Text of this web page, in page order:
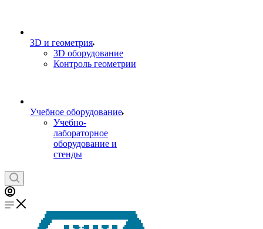
3D и геометрия
3D оборудование
Контроль геометрии
Учебное оборудование
Учебно-
лабораторное
оборудование и
стенды